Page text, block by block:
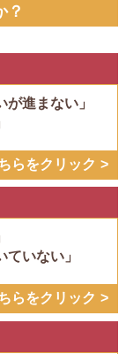
？
が進まない」
らをクリック
ていない」
らをクリック